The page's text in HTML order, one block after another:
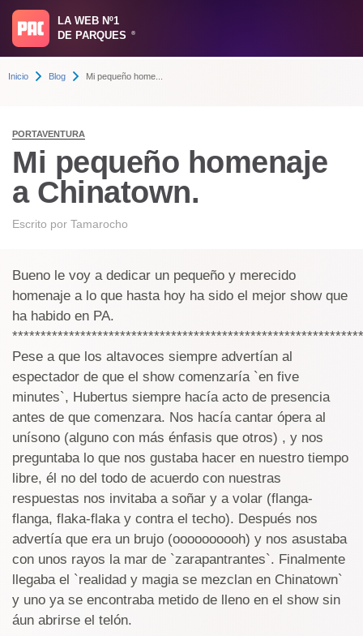
LA WEB Nº1
DE PARQUES
®
Inicio Blog Mi pequeño home...
PORTAVENTURA
Mi pequeño homenaje
a Chinatown.
Escrito por Tamarocho
Bueno le voy a dedicar un pequeño y merecido
homenaje a lo que hasta hoy ha sido el mejor show que
ha habido en PA.
Pese a que los altavoces siempre advertían al
espectador de que el show comenzaría `en five
minutes`, Hubertus siempre hacía acto de presencia
antes de que comenzara. Nos hacía cantar ópera al
unísono (alguno con más énfasis que otros) , y nos
preguntaba lo que nos gustaba hacer en nuestro tiempo
libre, él no del todo de acuerdo con nuestras
respuestas nos invitaba a soñar y a volar (flanga-
flanga, flaka-flaka y contra el techo). Después nos
advertía que era un brujo (oooooooooh) y nos asustaba
con unos rayos la mar de `zarapantrantes`. Finalmente
llegaba el `realidad y magia se mezclan en Chinatown`
y uno ya se encontraba metido de lleno en el show sin
áun abrirse el telón.